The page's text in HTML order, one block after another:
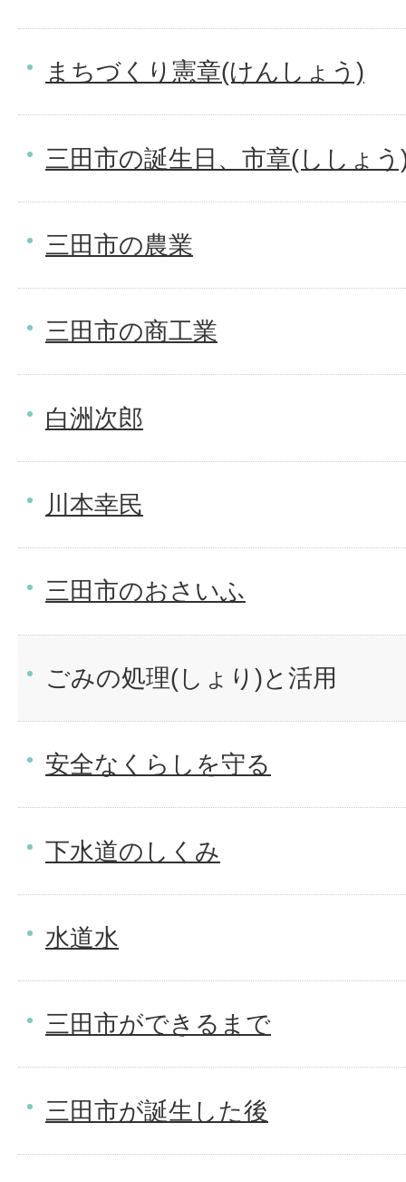
まちづくり憲章(けんしょう)
三田市の誕生日、市章(ししょ
三田市の農業
三田市の商工業
白洲次郎
川本幸民
三田市のおさいふ
ごみの処理(しょり)と活用
安全なくらしを守る
下水道のしくみ
水道水
三田市ができるまで
三田市が誕生した後